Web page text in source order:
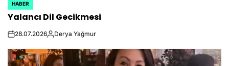
POSTED
IN
HABER
Yalancı Dil Gecikmesi
on28.07.2026Posted
Derya Yağmur